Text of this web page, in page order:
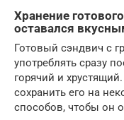
Хранение
оставался
Готовый сэндвич с
употреблять сразу
горячий и
сохранить его на
способов, чтобы он